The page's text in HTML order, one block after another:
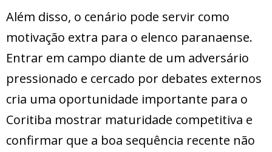
Além disso, o cenário pode servir como
motivação extra para o elenco paranaense.
Entrar em campo diante de um adversário
pressionado e cercado por debates externos
cria uma oportunidade importante para o
Coritiba mostrar maturidade competitiva e
confirmar que a boa sequência recente não